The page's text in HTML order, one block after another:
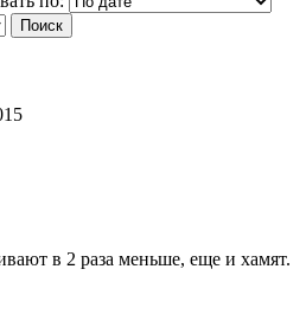
в 2 раза меньше, еще и хамят.